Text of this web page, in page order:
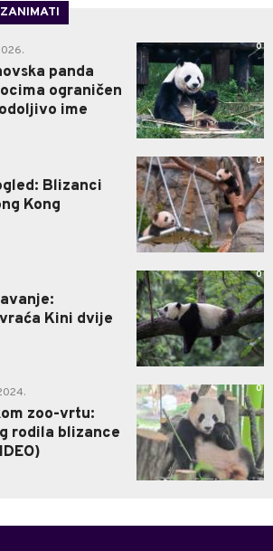
panda
ograničen
ime
0
Blizanci
Kong
0
Kini dvije
0
zoo-vrtu:
rodila blizance
0